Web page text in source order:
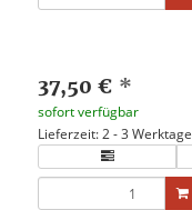
37,50 € *
sofort verfügbar
Lieferzeit: 2 - 3 Werktage